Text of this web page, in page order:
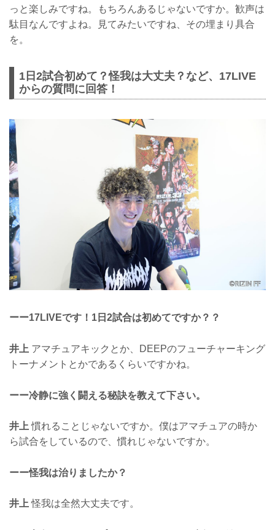
っと楽しみですね。もちろんあるじゃないですか。歓声は
駄目なんですよね。見てみたいですね、その埋まり具合
を。
1日2試合初めて？怪我は大丈夫？など、17LIVE
からの質問に回答！
ーー17LIVEです！1日2試合は初めてですか？？
井上 アマチュアキックとか、DEEPのフューチャーキング
トーナメントとかであるくらいですかね。
ーー冷静に強く闘える秘訣を教えて下さい。
井上 慣れることじゃないですか。僕はアマチュアの時か
ら試合をしているので、慣れじゃないですか。
ーー怪我は治りましたか？
井上 怪我は全然大丈夫です。